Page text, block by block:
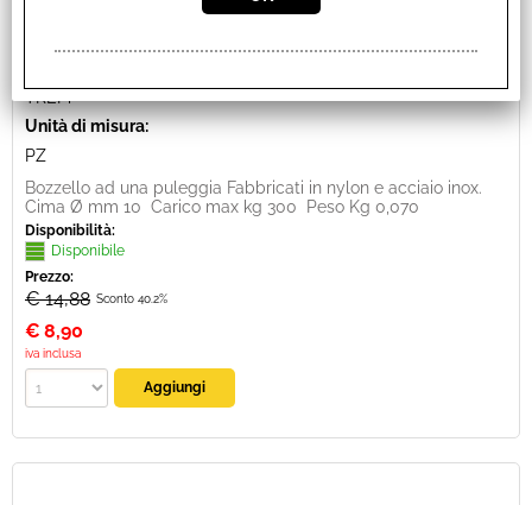
TREM
Unità di misura:
PZ
Bozzello ad una puleggia Fabbricati in nylon e acciaio inox.
Cima Ø mm 10 Carico max kg 300 Peso Kg 0,070
Disponibilità:
Disponibile
Prezzo:
€ 14,88 Sconto 40.2%
€ 8,90
iva inclusa